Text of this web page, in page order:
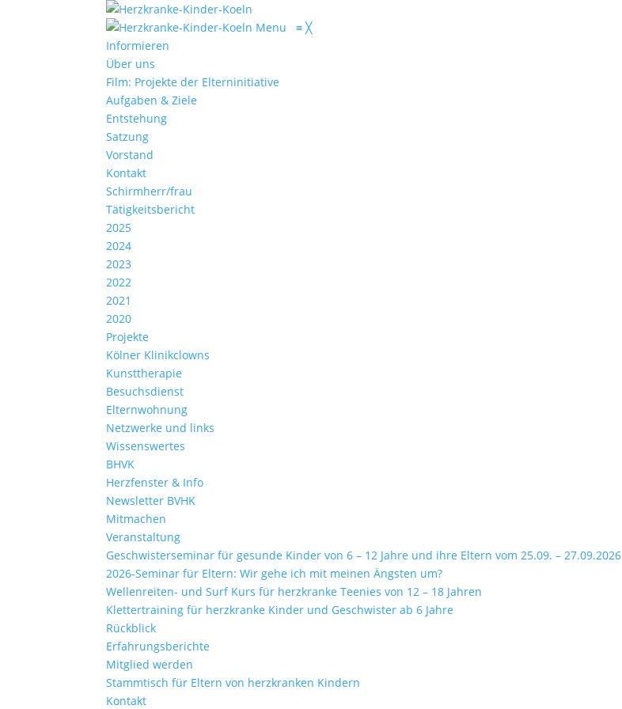
Menu≡ ╳
Informieren
Über uns
Film: Projekte der Elterninitiative
Aufgaben & Ziele
Entstehung
Satzung
Vorstand
Kontakt
Schirmherr/frau
Tätigkeitsbericht
2025
2024
2023
2022
2021
2020
Projekte
Kölner Klinikclowns
Kunsttherapie
Besuchsdienst
Elternwohnung
Netzwerke und links
Wissenswertes
BHVK
Herzfenster & Info
Newsletter BVHK
Mitmachen
Veranstaltung
Geschwisterseminar für gesunde Kinder von 6 – 12 Jahre und ihre Eltern vom 25.09. – 27.09.2026
2026-Seminar für Eltern: Wir gehe ich mit meinen Ängsten um?
Wellenreiten- und Surf Kurs für herzkranke Teenies von 12 – 18 Jahren
Klettertraining für herzkranke Kinder und Geschwister ab 6 Jahre
Rückblick
Erfahrungsberichte
Mitglied werden
Stammtisch für Eltern von herzkranken Kindern
Kontakt